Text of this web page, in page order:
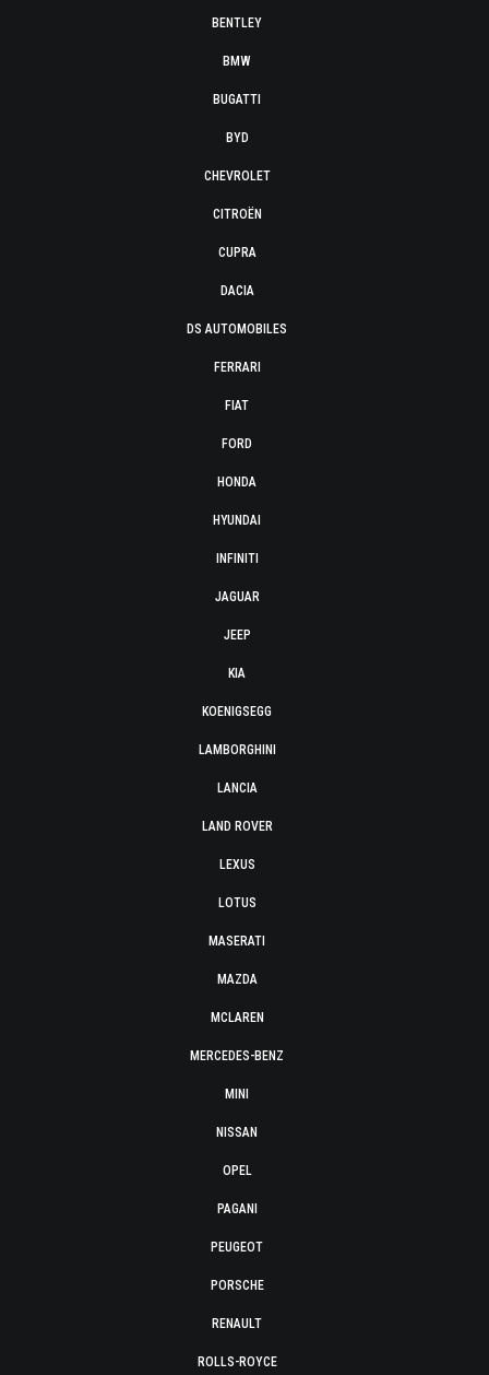
BENTLEY
BMW
BUGATTI
BYD
CHEVROLET
CITROËN
CUPRA
DACIA
DS AUTOMOBILES
FERRARI
FIAT
FORD
HONDA
HYUNDAI
INFINITI
JAGUAR
JEEP
KIA
KOENIGSEGG
LAMBORGHINI
LANCIA
LAND ROVER
LEXUS
LOTUS
MASERATI
MAZDA
MCLAREN
MERCEDES-BENZ
MINI
NISSAN
OPEL
PAGANI
PEUGEOT
PORSCHE
RENAULT
ROLLS-ROYCE